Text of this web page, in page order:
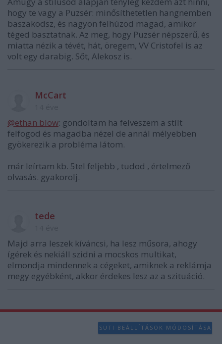
hogy te vagy a Puzsér: minősíthetetlen hangnemben
baszakodsz, és nagyon felhúzod magad, amikor
téged basztatnak. Az meg, hogy Puzsér népszerű, és
miatta nézik a tévét, hát, öregem, VV Cristofel is az
volt egy darabig. Sőt, Alekosz is.
McCart
@ethan blow: gondoltam ha felveszem a stílt
felfogod és magadba nézel de annál mélyebben
gyökerezik a probléma látom.
már leírtam kb. 5tel feljebb , tudod , értelmező
olvasás. gyakorolj.
tede
Majd arra leszek kíváncsi, ha lesz műsora, ahogy
ígérek és nekiáll szidni a mocskos multikat,
elmondja mindennek a cégeket, amiknek a reklámja
megy egyébként, akkor érdekes lesz az a szituáció.
SÜTI BEÁLLÍTÁSOK MÓDOSÍTÁSA